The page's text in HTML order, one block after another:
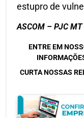
estupro de
ASCOM – PJC MT
ENTRE EM
CURTA NOSSAS